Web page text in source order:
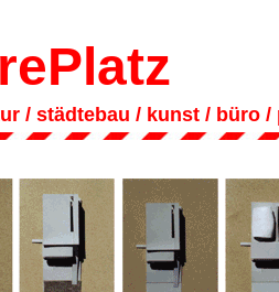
/ städtebau / kunst / büro /